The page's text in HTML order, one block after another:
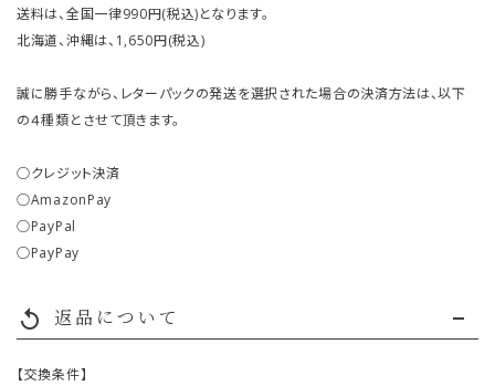
送料は、全国一律990円(税込)となります。
北海道、沖縄は、1,650円(税込)
誠に勝手ながら、レターパックの発送を選択された場合の決済方法は、以下
の４種類とさせて頂きます。
○クレジット決済
○AmazonPay
○PayPal
○PayPay
replay 返品について
【交換条件】